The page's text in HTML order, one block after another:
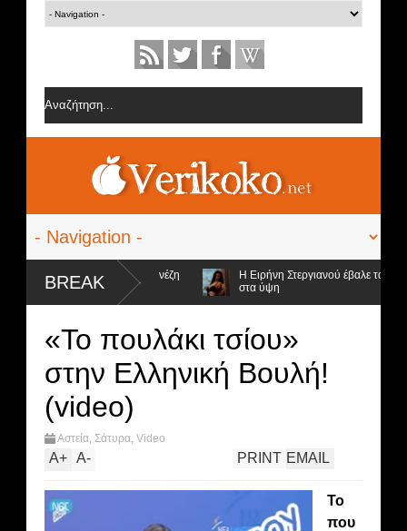
BREAK
την ομάδα της Σοφίας Δανέζη
Η Ειρήνη Στεργιανού έβαλε τα...
στα ύψη
«Το πουλάκι τσίου»
στην Ελληνική Βουλή!
(video)
Αστεία, Σάτυρα, Video
A+ A- EMAIL
PRINT
Το
που